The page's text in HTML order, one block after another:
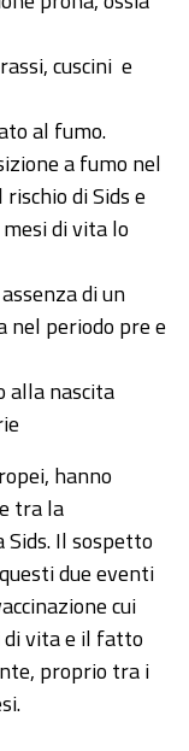
cuscini e
al fumo.
a fumo nel
di Sids e
di vita lo
di un
nel periodo pre e
alla nascita
hanno
tra la
Il sospetto
due eventi
cui
di vita e il fatto
proprio tra i